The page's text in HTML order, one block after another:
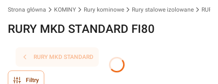
Strona główna KOMINY Rury kominowe Rury stalowe izolowane
RURY MKD STANDARD FI80
RURY MKD STANDARD
Filtry